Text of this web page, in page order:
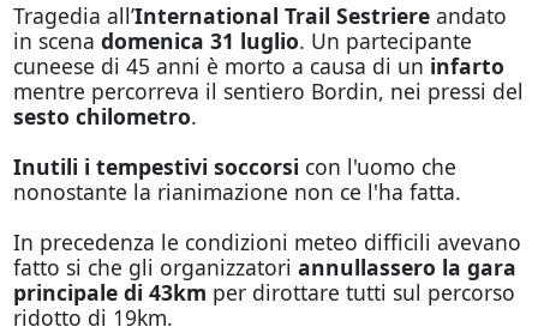
Tragedia all’International Trail Sestriereandato
in scena domenica 31 luglio. Un partecipante
cuneese di 45 anni è morto a causa di un infarto
mentre percorreva il sentiero Bordin, nei pressi del
sesto chilometro.
Inutili i tempestivi soccorsi con l'uomo che
nonostante la rianimazione non ce l'ha fatta.
In precedenza le condizioni meteo difficili avevano
fatto si che gli organizzatori annullassero la gara
principale di 43km per dirottare tutti sul percorso
ridotto di 19km.